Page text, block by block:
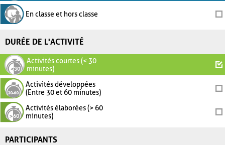
En classe et hors classe
DURÉE DE L'ACTIVITÉ
Activités courtes (< 30
minutes)
Activités développées
(Entre 30 et 60 minutes)
Activités élaborées (> 60
minutes)
PARTICIPANTS